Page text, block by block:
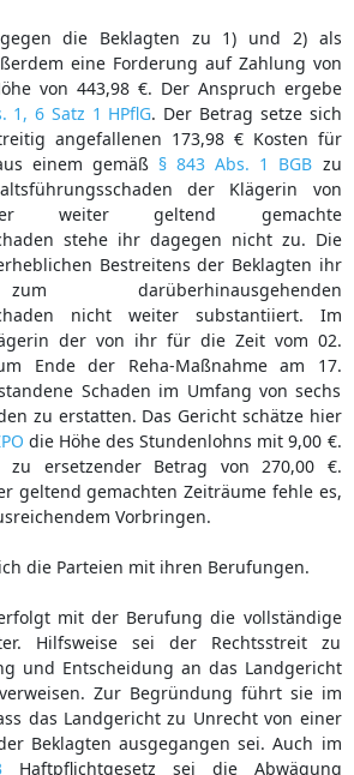
die Beklagten zu 1) und 2) als
eine Forderung auf Zahlung von
von 443,98 €. Der Anspruch ergebe
1, 6 Satz 1 HPflG. Der Betrag setze sich
angefallenen 173,98 € Kosten für
einem gemäß § 843 Abs. 1 BGB zu
der Klägerin von
weiter geltend gemachte
stehe ihr dagegen nicht zu. Die
Bestreitens der Beklagten ihr
darüberhinausgehenden
nicht weiter substantiiert. Im
der von ihr für die Zeit vom 02.
Ende der Reha-Maßnahme am 17.
Schaden im Umfang von sechs
zu erstatten. Das Gericht schätze hier
die Höhe des Stundenlohns mit 9,00 €.
ersetzender Betrag von 270,00 €.
geltend gemachten Zeiträume fehle es,
Vorbringen.
die Parteien mit ihren Berufungen.
mit der Berufung die vollständige
Hilfsweise sei der Rechtsstreit zu
und Entscheidung an das Landgericht
Zur Begründung führt sie im
das Landgericht zu Unrecht von einer
Beklagten ausgegangen sei. Auch im
Haftpflichtgesetz sei die Abwägung